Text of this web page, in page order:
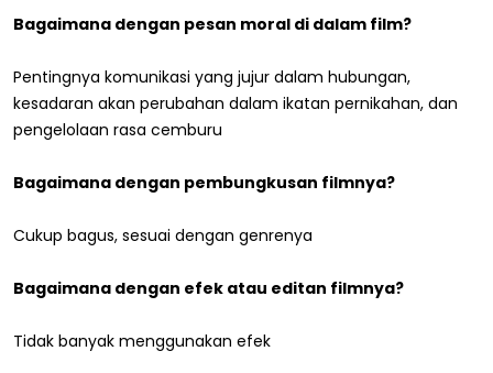
Bagaimana dengan pesan moral di dalam film?
Pentingnya komunikasi yang jujur dalam hubungan,
kesadaran akan perubahan dalam ikatan pernikahan, dan
pengelolaan rasa cemburu
Bagaimana dengan pembungkusan filmnya?
Cukup bagus, sesuai dengan genrenya
Bagaimana dengan efek atau editan filmnya?
Tidak banyak menggunakan efek